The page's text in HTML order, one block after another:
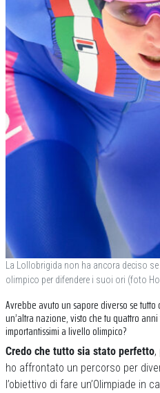
La Lollobrigida non ha ancora deciso
olimpico per difendere i suoi ori (foto
Avrebbe avuto un sapore diverso se tutto
un’altra nazione, visto che tu quattro
importantissimi a livello olimpico?
Credo che tutto sia stato perfetto,
ho affrontato un percorso per
l’obiettivo di fare un’Olimpiade in